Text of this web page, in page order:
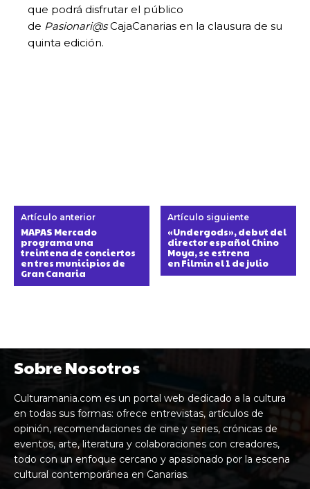
que podrá disfrutar el público
de Pasionari@sCajaCanarias en la clausura de su
quinta edición.
Artículo anterior
MAPAS Mercado
programa una
treintena de conciertos
en tres municipios de
Gran Canaria
Artículo siguiente
«Undergods», debut del
director español Chino
Moya, se estrena
en Filmin el 1 de julio
Sobre Nosotros
Culturamania.com es un portal web dedicado a la cultura
en todas sus formas: ofrece entrevistas, artículos de
opinión, recomendaciones de cine y series, crónicas de
eventos, arte, literatura y colaboraciones con creadores,
todo con un enfoque cercano y apasionado por la escena
cultural contemporánea en Canarias.